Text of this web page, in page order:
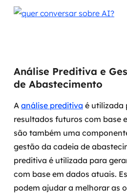
Análise Preditiva e
de Abastecimento
A análise preditiva é utilizada
resultados futuros com base
são também uma
gestão da cadeia de
preditiva é utilizada para
com base em dados atuais.
podem ajudar a melhorar as